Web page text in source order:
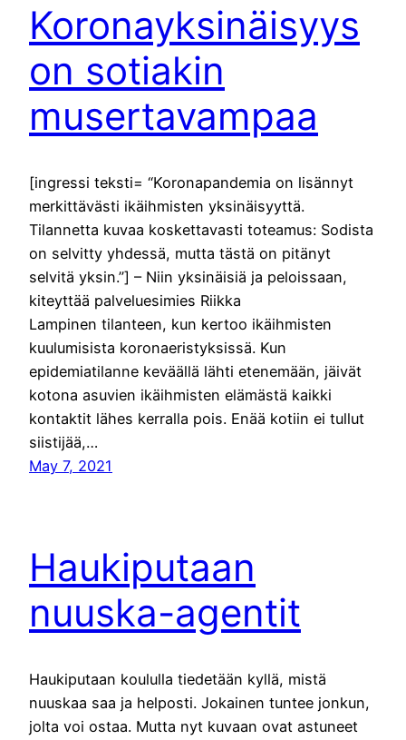
Koronayksinäisyys
on sotiakin
musertavampaa
[ingressi teksti= “Koronapandemia on lisännyt
merkittävästi ikäihmisten yksinäisyyttä.
Tilannetta kuvaa koskettavasti toteamus: Sodista
on selvitty yhdessä, mutta tästä on pitänyt
selvitä yksin.”] – Niin yksinäisiä ja peloissaan,
kiteyttää palveluesimies Riikka
Lampinen tilanteen, kun kertoo ikäihmisten
kuulumisista koronaeristyksissä. Kun
epidemiatilanne keväällä lähti etenemään, jäivät
kotona asuvien ikäihmisten elämästä kaikki
kontaktit lähes kerralla pois. Enää kotiin ei tullut
siistijää,…
May 7, 2021
Haukiputaan
nuuska-agentit
Haukiputaan koululla tiedetään kyllä, mistä
nuuskaa saa ja helposti. Jokainen tuntee jonkun,
jolta voi ostaa. Mutta nyt kuvaan ovat astuneet